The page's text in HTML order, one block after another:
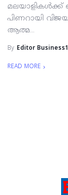
മലയാളികള്‍ക്ക്
പിണറായി
ആത്മ...
By Editor
READ MORE